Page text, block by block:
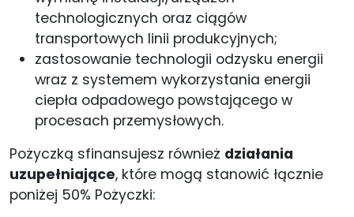
technologicznych oraz ciągów
transportowych linii produkcyjnych;
zastosowanie technologii odzysku energii
wraz z systemem wykorzystania energii
ciepła odpadowego powstającego w
procesach przemysłowych.
Pożyczką sfinansujesz również działania
uzupełniające, które mogą stanowić łącznie
poniżej 50% Pożyczki: